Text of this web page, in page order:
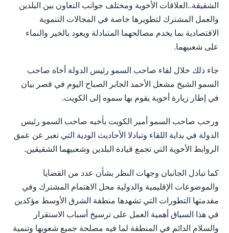
الشقيقة..العلاقات الأخوية ومختلف جوانب التعاون بين البلدين
والعمل المشترك لتطويرها خاصة في المجالات التنموية
الاقتصادية بما يخدم مصالحهما المتبادلة ويعود بالخير والنماء
على شعبيهما.
جاء ذلك خلال لقاء صاحب السمو رئيس الدولة أخاه صاحب
السمو الشيخ مشعل الأحمد الجابر الصباح اليوم في قصر بيان
في إطار زيارة أخوية يقوم بها سموه إلى الكويت.
ورحب صاحب السمو أمير الكويت بأخيه صاحب السمو رئيس
الدولة في بداية اللقاء وتبادلا الأحاديث الودية التي تعبر عن عمق
الروابط الأخوية التي تجمع قيادة البلدين وشعبيهما الشقيقين.
كما تبادل الجانبان وجهات النظر بشأن عدد من القضايا
والموضوعات الإقليمية والدولية محل الاهتمام المشترك وفي
مقدمتها التطورات التي تشهدها منطقة الشرق الأوسط مؤكدين
في هذا السياق أهمية العمل على ترسيخ أسباب الاستقرار
والسلام الدائم في المنطقة لما فيه مصلحة جميع شعوبها وتنمية